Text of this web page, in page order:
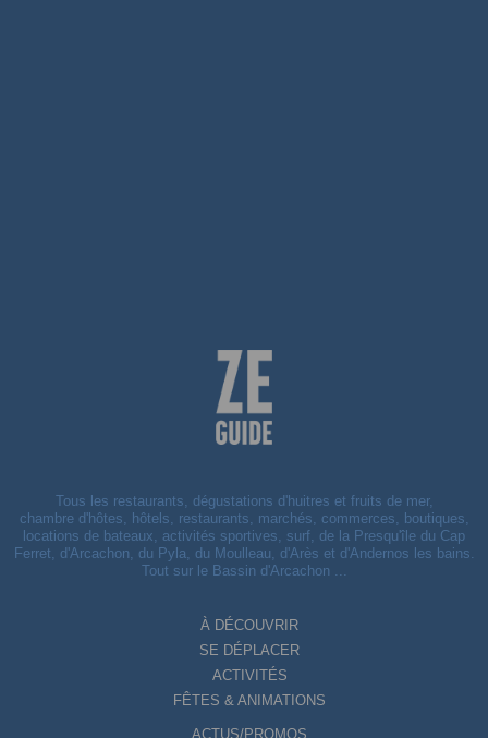
Tous les restaurants, dégustations d'huitres et fruits de mer,
chambre d'hôtes, hôtels, restaurants, marchés, commerces, boutiques,
locations de bateaux, activités sportives, surf, de la Presqu'île du Cap
Ferret, d'Arcachon, du Pyla, du Moulleau, d'Arès et d'Andernos les bains.
Tout sur le Bassin d'Arcachon ...
À DÉCOUVRIR
SE DÉPLACER
ACTIVITÉS
FÊTES & ANIMATIONS
ACTUS/PROMOS